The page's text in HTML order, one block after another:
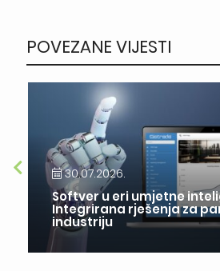
POVEZANE VIJESTI
30.07.2026.
Softver u eri umjetne
Integrirana rješenja za
industriju